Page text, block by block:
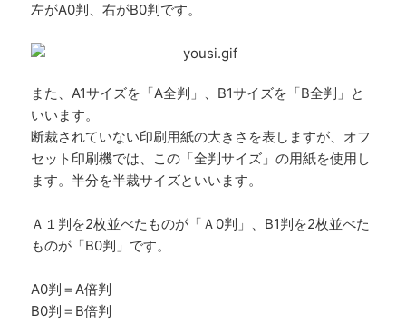
左がA0判、右がB0判です。
また、A1サイズを「A全判」、B1サイズを「B全判」と
いいます。
断裁されていない印刷用紙の大きさを表しますが、オフ
セット印刷機では、この「全判サイズ」の用紙を使用し
ます。半分を半裁サイズといいます。
Ａ１判を2枚並べたものが「Ａ0判」、B1判を2枚並べた
ものが「B0判」です。
A0判＝A倍判
B0判＝B倍判